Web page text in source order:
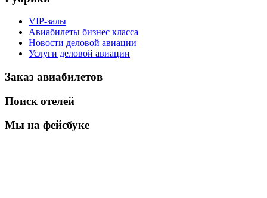
VIP-залы
Авиабилеты бизнес класса
Новости деловой авиации
Услуги деловой авиации
Заказ авиабилетов
Поиск отелей
Мы на фейсбуке